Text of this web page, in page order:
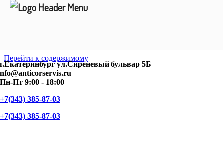
Перейти к содержимому
г.Екатеринбург ул.Сиреневый бульвар 5Б
nfo@anticorservis.ru
Пн-Пт 9:00 - 18:00
+7(343) 385-87-03
+7(343) 385-87-03